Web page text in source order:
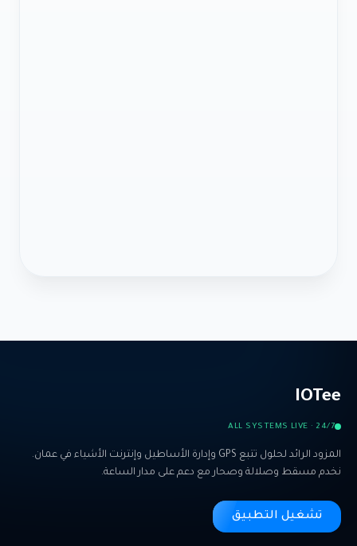
IOTee
ALL SYSTEMS LIVE · 24/7
المزود الرائد لحلول تتبع GPS وإدارة الأساطيل وإنترنت الأشياء في عمان.
نخدم مسقط وصلالة وصحار مع دعم على مدار الساعة.
تشغيل التطبيق